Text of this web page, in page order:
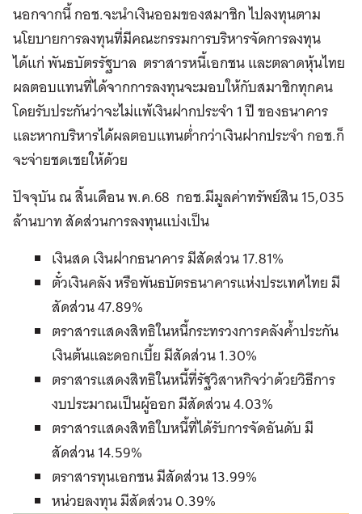
นอกจากนี้ กอช.จะนำเงินออมของสมาชิก ไปลงทุนตาม
นโยบายการลงทุนที่มีคณะกรรมการบริหารจัดการลงทุน
ได้แก่ พันธบัตรรัฐบาล ตราสารหนี้เอกชน และตลาดหุ้นไทย
ผลตอบแทนที่ได้จากการลงทุนจะมอบให้กับสมาชิกทุกคน
โดยรับประกันว่าจะไม่แพ้เงินฝากประจำ 1 ปี ของธนาคาร
และหากบริหารได้ผลตอบแทนต่ำกว่าเงินฝากประจำ กอช.ก็
จะจ่ายชดเชยให้ด้วย
ปัจจุบัน ณ สิ้นเดือน พ.ค.68 กอช.มีมูลค่าทรัพย์สิน 15,035
ล้านบาท สัดส่วนการลงทุนแบ่งเป็น
เงินสด เงินฝากธนาคาร มีสัดส่วน 17.81%
ตั๋วเงินคลัง หรือพันธบัตรธนาคารแห่งประเทศไทย มี
สัดส่วน 47.89%
ตราสารแสดงสิทธิในหนี้กระทรวงการคลังค้ำประกัน
เงินต้นและดอกเบี้ย มีสัดส่วน 1.30%
ตราสารแสดงสิทธิในหนี้ที่รัฐวิสาหกิจว่าด้วยวิธีการ
งบประมาณเป็นผู้ออก มีสัดส่วน 4.03%
ตราสารแสดงสิทธิใบหนี้ที่ได้รับการจัดอันดับ มี
สัดส่วน 14.59%
ตราสารทุนเอกชน มีสัดส่วน 13.99%
หน่วยลงทุน มีสัดส่วน 0.39%